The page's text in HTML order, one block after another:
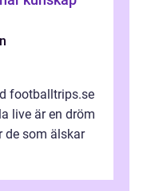
footballtrips.se
live är en dröm
som älskar